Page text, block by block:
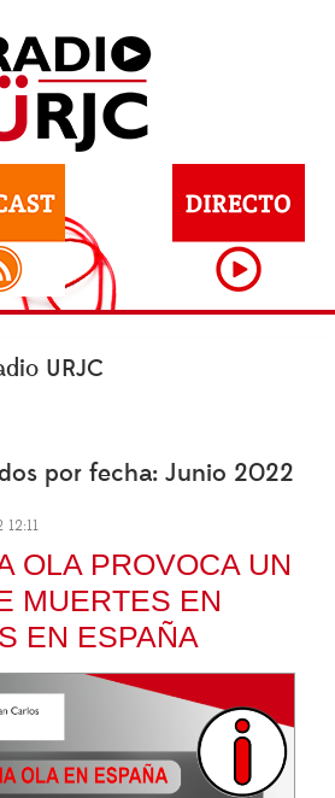
URJC
por fecha: Junio 2022
OLA PROVOCA UN
MUERTES EN
EN ESPAÑA